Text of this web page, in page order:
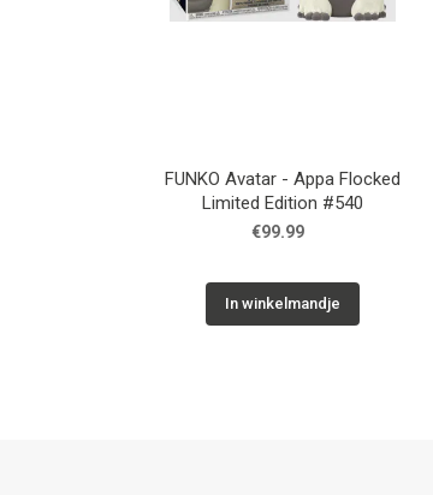
FUNKO Avatar - Appa Flocked
Limited Edition #540
€99.99
In winkelmandje